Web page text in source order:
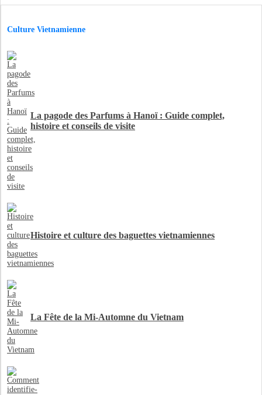
Culture Vietnamienne
La pagode des Parfums à Hanoï : Guide complet,
histoire et conseils de visite
Histoire et culture des baguettes vietnamiennes
La Fête de la Mi-Automne du Vietnam